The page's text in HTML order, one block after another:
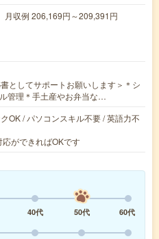
収例 206,169円～209,391円
としてサポートお願いします＞＊シ
管理＊手土産やお弁当な…
OK / パソコンスキル不要 / 英語力不
ができればOKです
40代 50代
60代